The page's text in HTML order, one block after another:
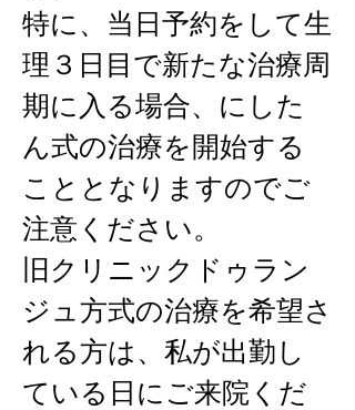
特に、当日予約をして生
理３日目で新たな治療周
期に入る場合、にした
ん式の治療を開始する
こととなりますのでご
注意ください。
旧クリニックドゥラン
ジュ方式の治療を希望さ
れる方は、私が出勤し
ている日にご来院くだ